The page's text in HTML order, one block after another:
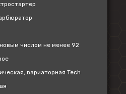
числом не менее 92
вариаторная Tech